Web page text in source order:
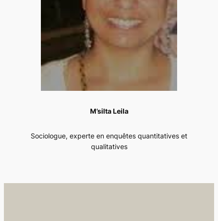
M’silta Leila
Sociologue, experte en enquêtes quantitatives et
qualitatives